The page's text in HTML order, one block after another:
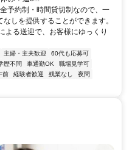
予約制・時間貸切制なので、一
しを提供することができます。
よる送迎で、お客様にゆっくり
主婦・主夫歓迎
60代も応募可
歴不問 車通勤OK
職場見学可
前 経験者歓迎 残業なし
夜間